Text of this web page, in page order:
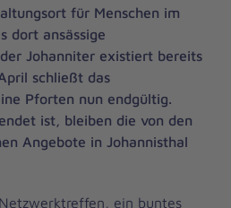
für Menschen im
dort ansässige
Johanniter existiert bereits
schließt das
Pforten nun endgültig.
ist, bleiben die von den
Angebote in Johannisthal
ein buntes